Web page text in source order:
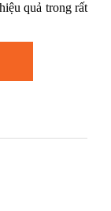
quả trong rất